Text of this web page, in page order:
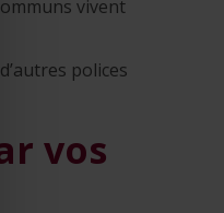
vivent
polices
vos